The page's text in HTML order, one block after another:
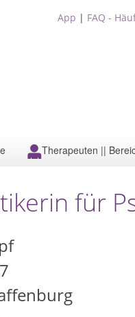
App | FAQ -
Therapeuten ||
für